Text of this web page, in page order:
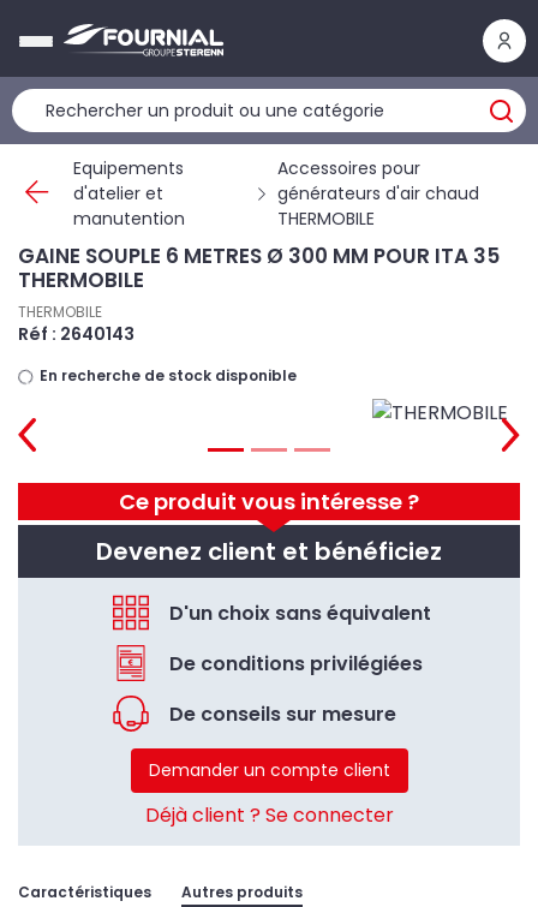
Equipements
d'atelier et
manutention
Accessoires pour
générateurs d'air chaud
THERMOBILE
Ce produit vous intéresse ?
Devenez client et bénéficiez
D'un choix sans équivalent
De conditions privilégiées
De conseils sur mesure
Demander un compte client
Déjà client ? Se connecter
GAINE SOUPLE 6 METRES Ø 300 MM POUR ITA 35
THERMOBILE
THERMOBILE
Réf : 2640143
En recherche de stock disponible
Caractéristiques Autres produits